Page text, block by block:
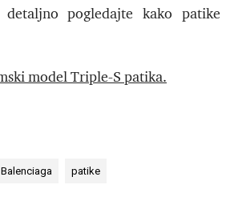
pogledajte kako patike
modelTriple-S patika.
Balenciaga patike